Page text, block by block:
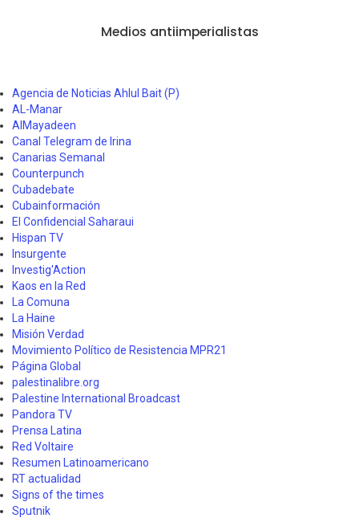
Medios antiimperialistas
Agencia de Noticias Ahlul Bait (P)
AL-Manar
AlMayadeen
Canal Telegram de Irina
Canarias Semanal
Counterpunch
Cubadebate
Cubainformación
El Confidencial Saharaui
Hispan TV
Insurgente
Investig'Action
Kaos en la Red
La Comuna
La Haine
Misión Verdad
Movimiento Político de Resistencia MPR21
Página Global
palestinalibre.org
Palestine International Broadcast
Pandora TV
Prensa Latina
Red Voltaire
Resumen Latinoamericano
RT actualidad
Signs of the times
Sputnik